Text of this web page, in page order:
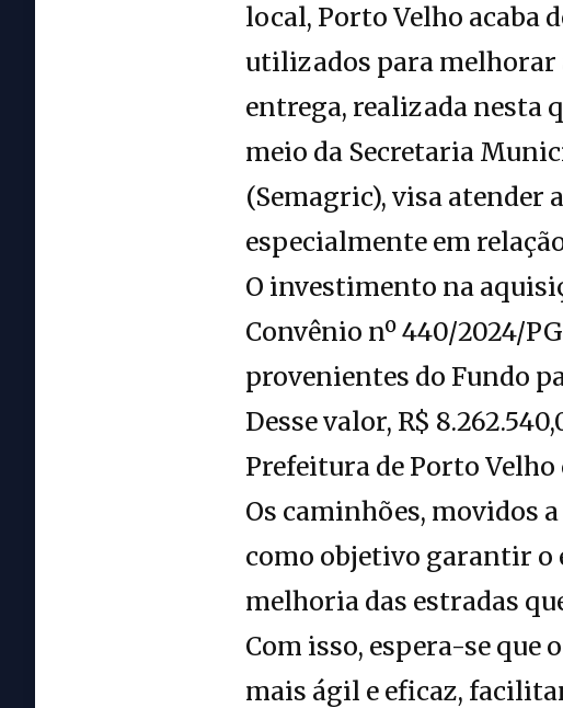
local, Porto Velho acaba
utilizados para
entrega, realizada nesta
meio da Secretaria
(Semagric), visa atender
especialmente em
O investimento na
Convênio nº 440/2024/
provenientes do Fundo
Desse valor, R$
Prefeitura de Porto
Os caminhões, movidos
como objetivo garantir o
melhoria das estradas
Com isso, espera-se
mais ágil e eficaz,